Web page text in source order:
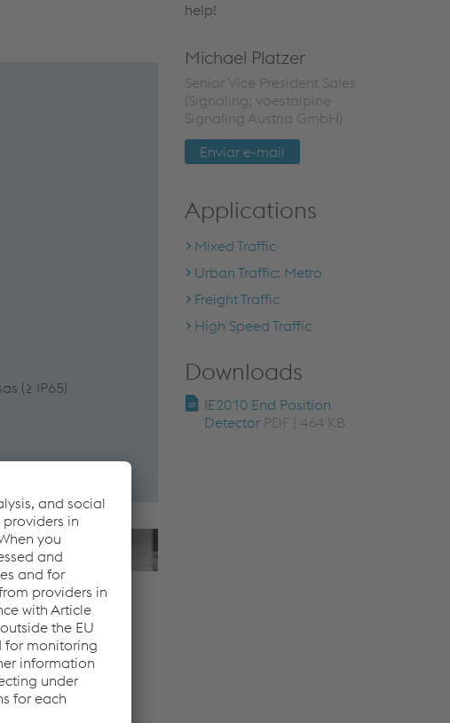
(≥ IP65)
help!
Michael Platzer
Senior Vice President Sales
(Signaling; voestalpine
Signaling Austria GmbH)
Enviar e-mail
Applications
Mixed Traffic
Urban Traffic: Metro
Freight Traffic
High Speed Traffic
Downloads
IE2010 End Position
Detector PDF | 464 KB